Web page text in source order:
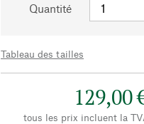
Quantité
Tableau des tailles
129,00
tous les prix incluent la